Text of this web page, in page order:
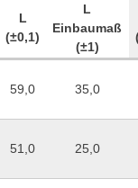
L
(±0,1)
L
Einbaumaß
(±1)
59,0 35,0
51,0 25,0